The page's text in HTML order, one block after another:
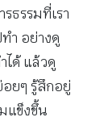
ธรรมที่เรา
ำ อย่างดู
ได้ แล้วดู
อยๆ รู้สึกอยู่
แข็งขึ้น